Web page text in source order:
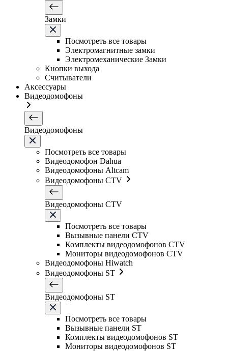
Замки
Посмотреть все товары
Электромагнитные замки
Электромеханические Замки
Кнопки выхода
Считыватели
Аксессуары
Видеодомофоны
Видеодомофоны
Посмотреть все товары
Видеодомофон Dahua
Видеодомофоны Altcam
Видеодомофоны CTV
Видеодомофоны CTV
Посмотреть все товары
Вызывные панели CTV
Комплекты видеодомофонов CTV
Мониторы видеодомофонов CTV
Видеодомофоны Hiwatch
Видеодомофоны ST
Видеодомофоны ST
Посмотреть все товары
Вызывные панели ST
Комплекты видеодомофонов ST
Мониторы видеодомофонов ST